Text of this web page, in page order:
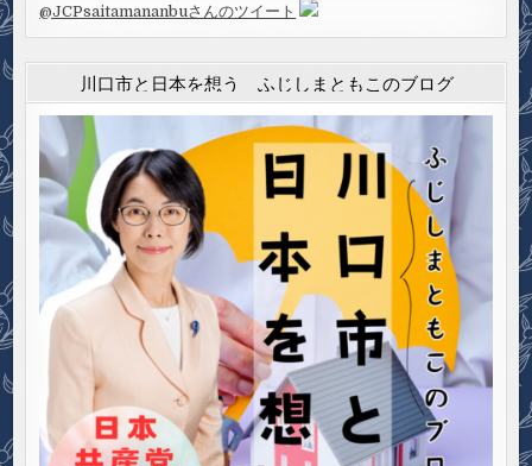
@JCPsaitamananbuさんのツイート
川口市と日本を想う ふじしまともこのブログ